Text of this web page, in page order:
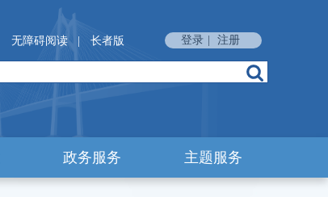
无障碍阅读 长者版 登录 注册
政务服务 主题服务